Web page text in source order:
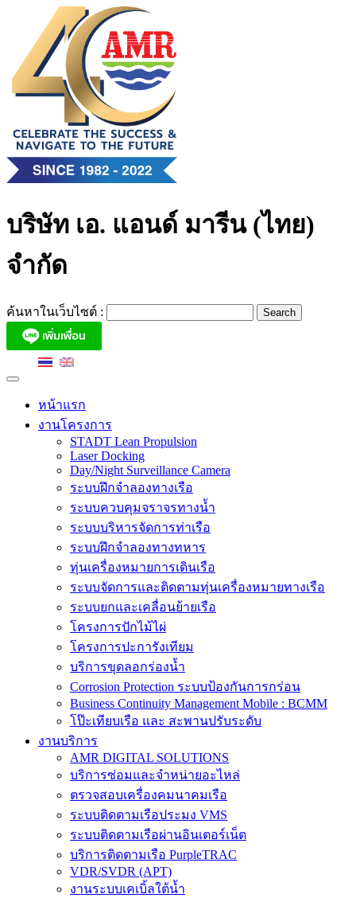
content
บริษัท เอ. แอนด์ มารีน (ไทย)
จำกัด
ค้นหาในเว็บไซต์ :
หน้าแรก
งานโครงการ
STADT Lean Propulsion
Laser Docking
Day/Night Surveillance Camera
ระบบฝึกจำลองทางเรือ
ระบบควบคุมจราจรทางน้ำ
ระบบบริหารจัดการท่าเรือ
ระบบฝึกจำลองทางทหาร
ทุ่นเครื่องหมายการเดินเรือ
ระบบจัดการและติดตามทุ่นเครื่องหมายทางเรือ
ระบบยกและเคลื่อนย้ายเรือ
โครงการปักไม้ไผ่
โครงการปะการังเทียม
บริการขุดลอกร่องน้ำ
Corrosion Protection ระบบป้องกันการกร่อน
Business Continuity Management Mobile : BCMM
โป๊ะเทียบเรือ และ สะพานปรับระดับ
งานบริการ
AMR DIGITAL SOLUTIONS
บริการซ่อมและจำหน่ายอะไหล่
ตรวจสอบเครื่องคมนาคมเรือ
ระบบติดตามเรือประมง VMS
ระบบติดตามเรือผ่านอินเตอร์เน็ต
บริการติดตามเรือ PurpleTRAC
VDR/SVDR (APT)
งานระบบเคเบิ้ลใต้น้ำ